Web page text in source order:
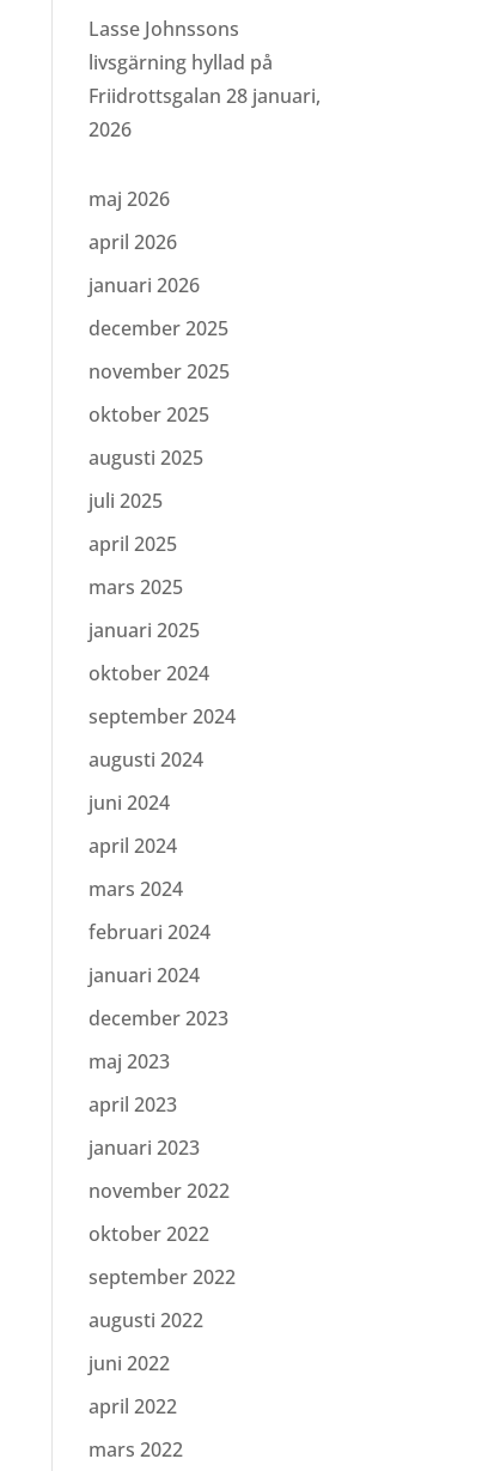
Lasse Johnssons
livsgärning hyllad på
Friidrottsgalan 28 januari,
2026
maj 2026
april 2026
januari 2026
december 2025
november 2025
oktober 2025
augusti 2025
juli 2025
april 2025
mars 2025
januari 2025
oktober 2024
september 2024
augusti 2024
juni 2024
april 2024
mars 2024
februari 2024
januari 2024
december 2023
maj 2023
april 2023
januari 2023
november 2022
oktober 2022
september 2022
augusti 2022
juni 2022
april 2022
mars 2022